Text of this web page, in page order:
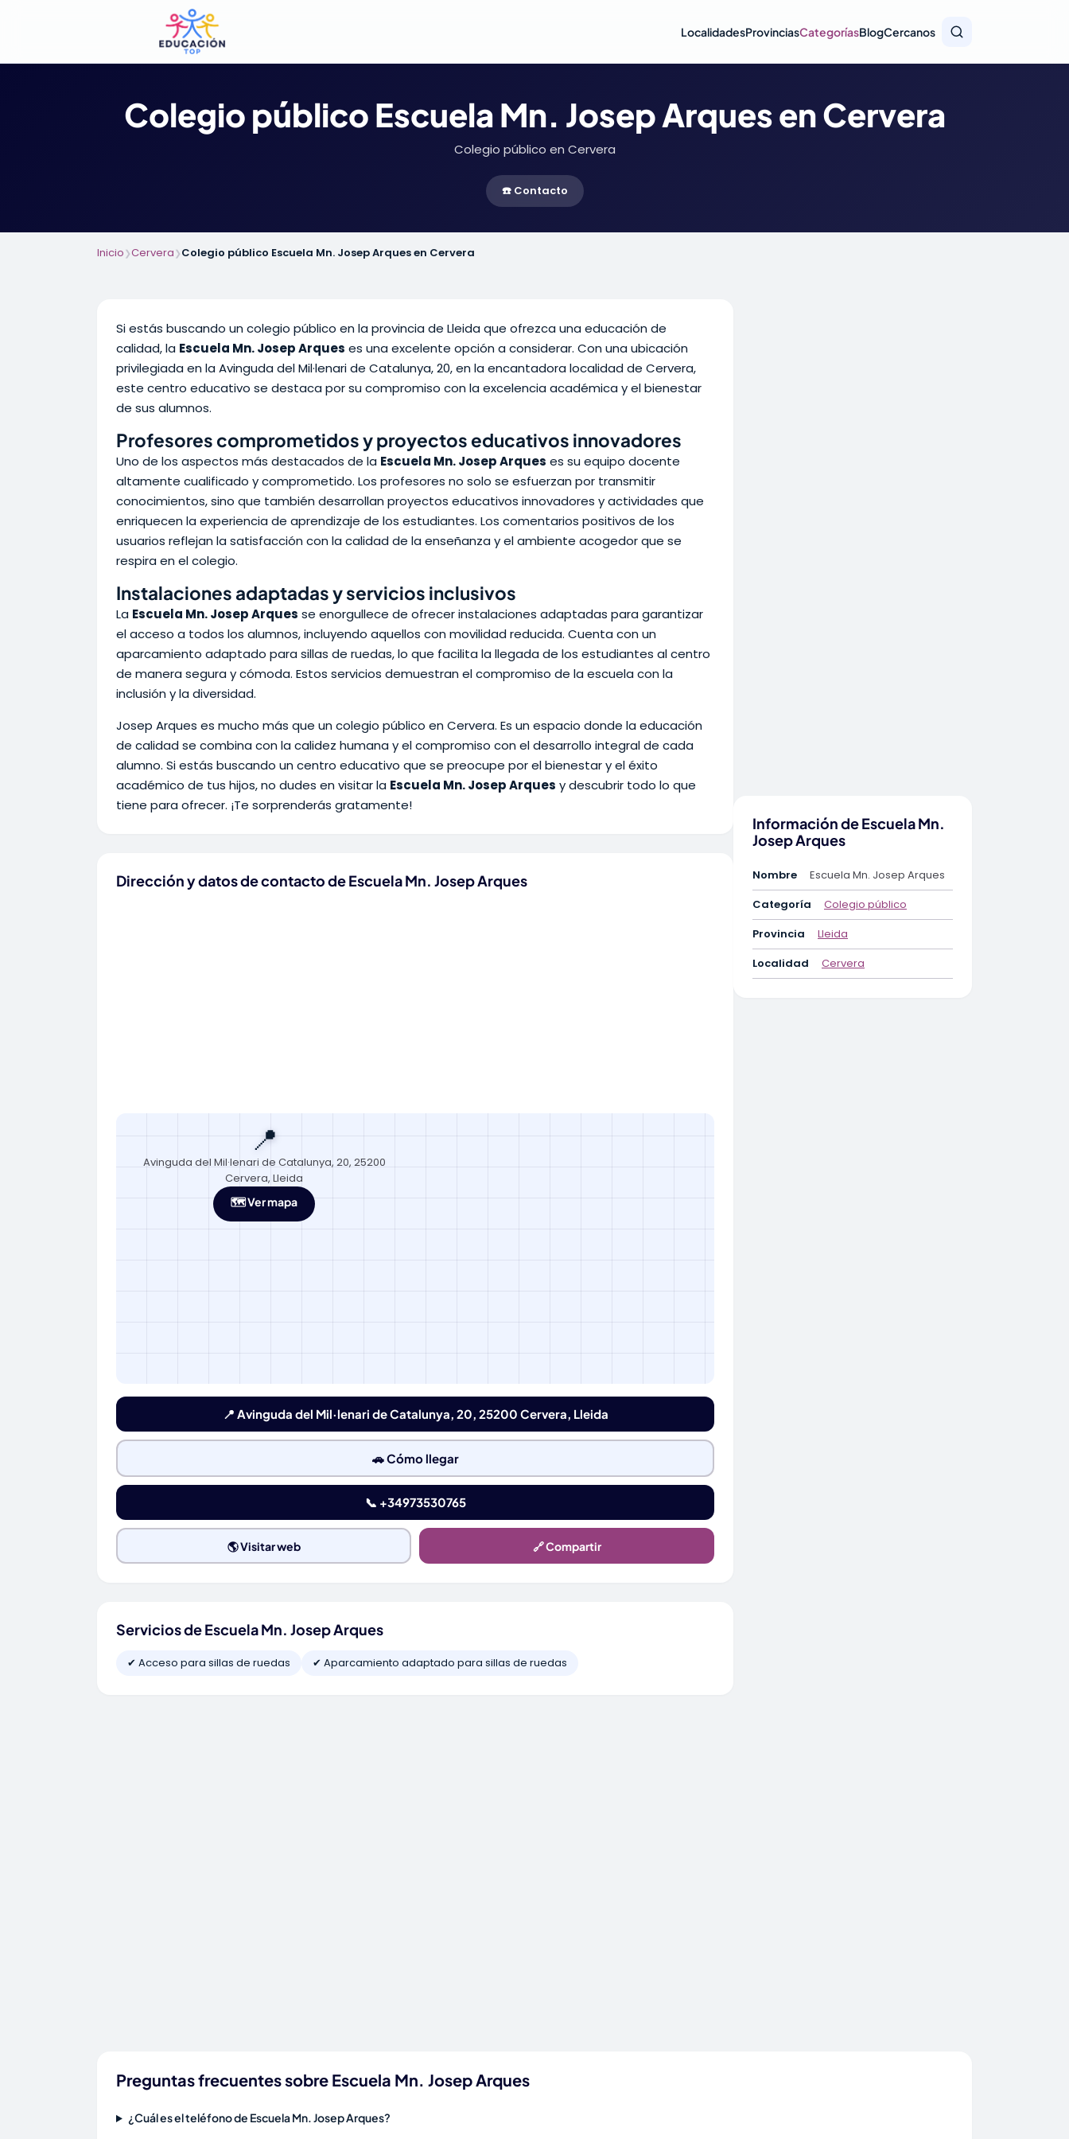
LocalidadesProvinciasCategoríasBlogCercanos
Colegio público Escuela Mn. Josep Arques en Cervera
Colegio público en Cervera
☎️ Contacto
Inicio❯Cervera❯Colegio público Escuela Mn. Josep Arques en Cervera
Si estás buscando un colegio público en la provincia de Lleida que ofrezca una educación de
calidad, la Escuela Mn. Josep Arques es una excelente opción a considerar. Con una ubicación
privilegiada en la Avinguda del Mil·lenari de Catalunya, 20, en la encantadora localidad de Cervera,
este centro educativo se destaca por su compromiso con la excelencia académica y el bienestar
de sus alumnos.
Profesores comprometidos y proyectos educativos innovadores
Uno de los aspectos más destacados de la Escuela Mn. Josep Arques es su equipo docente
altamente cualificado y comprometido. Los profesores no solo se esfuerzan por transmitir
conocimientos, sino que también desarrollan proyectos educativos innovadores y actividades que
enriquecen la experiencia de aprendizaje de los estudiantes. Los comentarios positivos de los
usuarios reflejan la satisfacción con la calidad de la enseñanza y el ambiente acogedor que se
respira en el colegio.
Instalaciones adaptadas y servicios inclusivos
La Escuela Mn. Josep Arques se enorgullece de ofrecer instalaciones adaptadas para garantizar
el acceso a todos los alumnos, incluyendo aquellos con movilidad reducida. Cuenta con un
aparcamiento adaptado para sillas de ruedas, lo que facilita la llegada de los estudiantes al centro
de manera segura y cómoda. Estos servicios demuestran el compromiso de la escuela con la
inclusión y la diversidad.
Josep Arques es mucho más que un colegio público en Cervera. Es un espacio donde la educación
de calidad se combina con la calidez humana y el compromiso con el desarrollo integral de cada
alumno. Si estás buscando un centro educativo que se preocupe por el bienestar y el éxito
académico de tus hijos, no dudes en visitar la Escuela Mn. Josep Arques y descubrir todo lo que
tiene para ofrecer. ¡Te sorprenderás gratamente!
Dirección y datos de contacto de Escuela Mn. Josep Arques
📍
Avinguda del Mil·lenari de Catalunya, 20, 25200
Cervera, Lleida
🗺️ Ver mapa
📍 Avinguda del Mil·lenari de Catalunya, 20, 25200 Cervera, Lleida
🚗 Cómo llegar
📞 +34973530765
🌎 Visitar web 🔗 Compartir
Servicios de Escuela Mn. Josep Arques
✔ Acceso para sillas de ruedas ✔ Aparcamiento adaptado para sillas de ruedas
Información de Escuela Mn.
Josep Arques
Nombre
Escuela Mn. Josep Arques
Categoría
Colegio público
Provincia
Lleida
Localidad
Cervera
Preguntas frecuentes sobre Escuela Mn. Josep Arques
¿Cuál es el teléfono de Escuela Mn. Josep Arques?